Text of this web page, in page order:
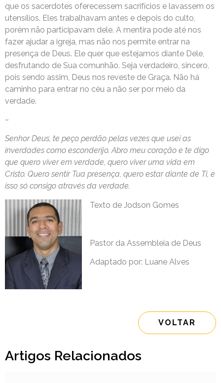
que os sacerdotes oferecessem sacrifícios e lavassem os
utensílios. Eles trabalhavam antes e depois do culto,
porém não participavam dele. A mentira pode até nos
fazer ajudar a igreja, mas não nos permite entrar na
presença de Deus. Ele quer que estejamos diante Dele,
desfrutando de Sua comunhão. Seja verdadeiro, sincero,
pois sendo assim, Deus nos reveste de Graça. Não há
caminho para entrar no céu a não ser por meio da
verdade.
~
Senhor Deus, te peço perdão pelas vezes que usei as
inverdades como esconderijo. Abro meu coração e te digo
que quero viver em verdade, quero viver uma vida em
Cristo. Quero sentir Tua presença, quero estar diante de Ti, e
isso só consigo através da verdade.
Texto de Jodson Gomes
Pastor da Assembleia de Deus
Adaptado por: Luane Alves
VOLTAR
Artigos Relacionados